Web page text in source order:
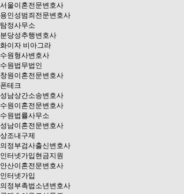
서울이혼전문변호사
용인성범죄전문변호사
탐정사무소
분당성추행변호사
화이자 비아그라
수원형사변호사
수원법무법인
창원이혼전문변호사
폰테크
성남상간소송변호사
수원이혼전문변호사
수원법률사무소
성남이혼전문변호사
상조내구제
의정부검사출신변호사
인터넷가입현금지원
안산이혼전문변호사
인터넷가입
의정부촉법소년변호사